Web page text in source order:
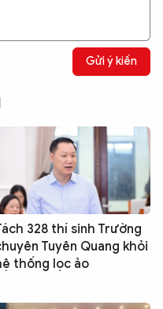
Gửi ý kiến
328 thí sinh Trường
Tuyên Quang khỏi
thống lọc ảo